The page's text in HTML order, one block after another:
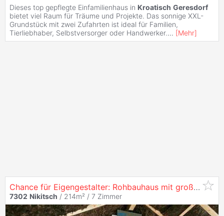
Dieses top gepflegte Einfamilienhaus in Kroatisch Geresdorf
bietet viel Raum für Träume und Projekte. Das sonnige XXL-
Grundstück mit zwei Zufahrten ist ideal für Familien,
Tierliebhaber, Selbstversorger oder Handwerker.... [Mehr]
Chance für Eigengestalter: Rohbauhaus mit großzügigem Grundriss
7302 Nikitsch / 214m² / 7 Zimmer